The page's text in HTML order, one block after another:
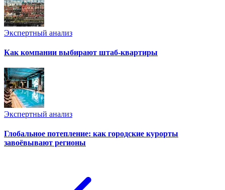
Экспертный анализ
Как компании выбирают штаб-квартиры
Экспертный анализ
Глобальное потепление: как городские курорты
завоёвывают регионы